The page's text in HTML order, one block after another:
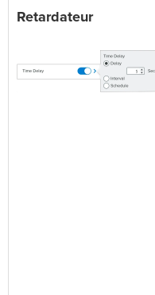
Retardateur